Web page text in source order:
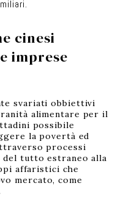
cinesi
imprese
svariati obbiettivi
alimentare per il
possibile
la povertà ed
processi
del tutto estraneo alla
affaristici che
mercato, come